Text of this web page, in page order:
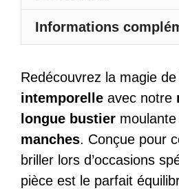
Informations
Redécouvrez la magie de
intemporelle avec notre
longue bustier moulante
manches. Conçue pour
briller lors d’occasions
pièce est le parfait